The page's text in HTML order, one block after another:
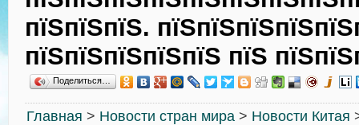
пїЅпїЅпїЅ.
пїЅпїЅпїЅпїЅпїЅ пїЅ
Поделиться…
Главная > Новости стран мира > Новости Китая